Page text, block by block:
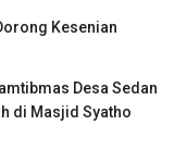
Kesenian
Desa Sedan
di Masjid Syatho